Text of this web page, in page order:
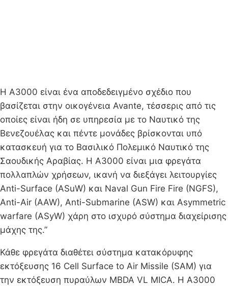
Η A3000 είναι ένα αποδεδειγμένο σχέδιο που
βασίζεται στην οικογένεια Avante, τέσσερις από τις
οποίες είναι ήδη σε υπηρεσία με το Ναυτικό της
Βενεζουέλας και πέντε μονάδες βρίσκονται υπό
κατασκευή για το Βασιλικό Πολεμικό Ναυτικό της
Σαουδικής Αραβίας. Η A3000 είναι μια φρεγάτα
πολλαπλών χρήσεων, ικανή να διεξάγει λειτουργίες
Anti-Surface (ASuW) και Naval Gun Fire Fire (NGFS),
Anti-Air (AAW), Anti-Submarine (ASW) και Asymmetric
warfare (ASyW) χάρη στο ισχυρό σύστημα διαχείρισης
μάχης της.”
Κάθε φρεγάτα διαθέτει σύστημα κατακόρυφης
εκτόξευσης 16 Cell Surface to Air Missile (SAM) για
την εκτόξευση πυραύλων MBDA VL MICA. Η A3000